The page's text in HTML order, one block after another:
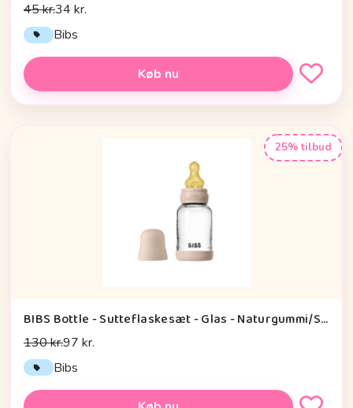
45 kr.34 kr.
Bibs
Køb nu
25% tilbud
BIBS Bottle - Sutteflaskesæt - Glas - Naturgummi/Slow Flow/Rund - 120ml - Blush
130 kr.97 kr.
Bibs